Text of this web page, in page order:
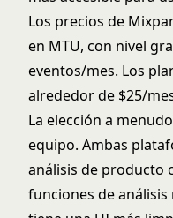
Los precios de
en MTU, con nivel
eventos/mes. Los
alrededor de $25/
La elección a
equipo. Ambas
análisis de producto
funciones de